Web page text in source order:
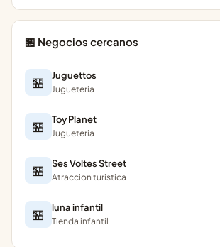
🏪 Negocios cercanos
🏪 Juguettos
Jugueteria
🏪 Toy Planet
Jugueteria
🏪 Ses Voltes Street
Atraccion turistica
🏪 luna infantil
Tienda infantil